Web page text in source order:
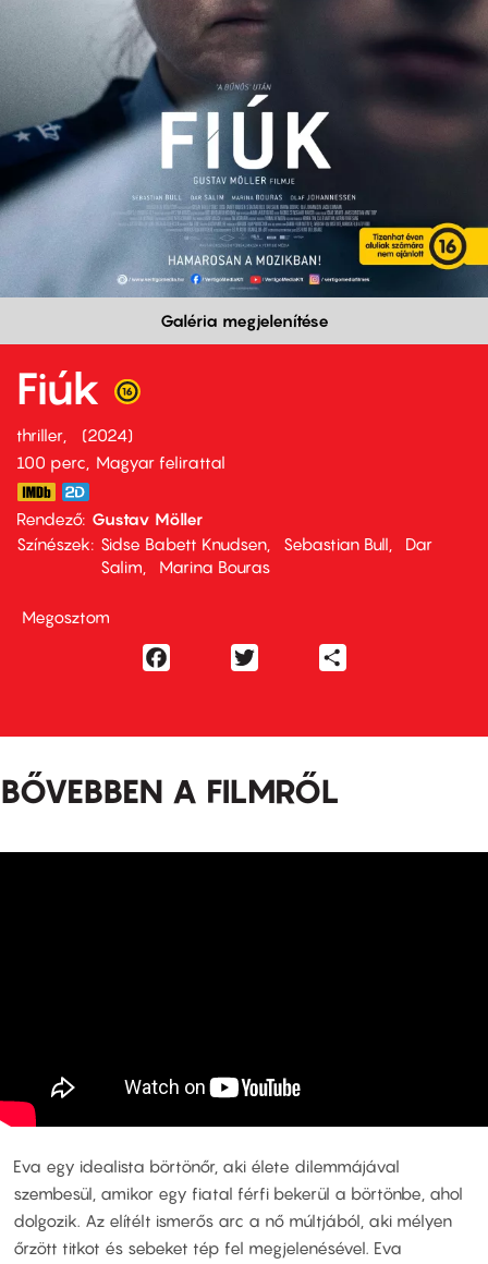
Galéria megjelenítése
Fiúk
thriller
2024
100 perc,
Magyar felirattal
Rendező Gustav Möller
Színészek
Sidse Babett Knudsen Sebastian Bull
Dar
Salim
Marina Bouras
Megosztom
Facebook
BŐVEBBEN A FILMRŐL
Eva egy idealista börtönőr, aki élete dilemmájával
szembesül, amikor egy fiatal férfi bekerül a börtönbe, ahol
dolgozik. Az elítélt ismerős arc a nő múltjából, aki mélyen
őrzött titkot és sebeket tép fel megjelenésével. Eva